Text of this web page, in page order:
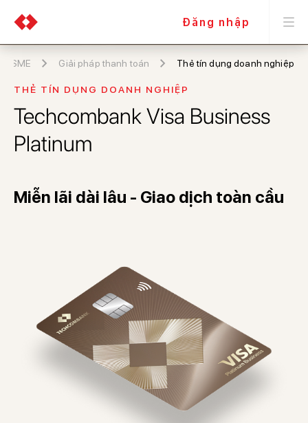
Đăng nhập
SME Giải pháp thanh toán Thẻ tín dụng doanh nghiệp
THẺ TÍN DỤNG DOANH NGHIỆP
Techcombank Visa Business
Platinum
Miễn lãi dài lâu - Giao dịch toàn cầu